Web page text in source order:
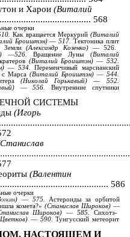
и Харои(Виталий
568
очерки
Как вращается Меркурий (Виталий
Броиштэн)— 517. Тектоника плит
Земли (Александр Козенко) —526.
—526.Вращение Луны (Виталий
(Виталий Броиштэн)— 532.
) — 534.Переменчивый
марсианский
с Марса (Виталий Броиштэн) — 544.
(Николай Горькавый)—
552.
) — 556.Внутренние
спутники
СИСТЕМЫ
(Игорь
(Валентин
586
очерки
) — 575. Астероиды за
орбитой
комета?» (Станислав Широков) —
Широков)— 585. Сихотэ-
Цветков) — 590.Тунгусский метеорит
,НАСТОЯЩЕМ И